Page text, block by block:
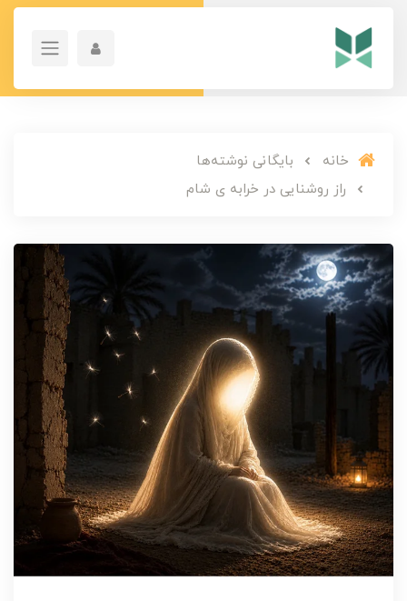
خانه
بایگانی نوشته‌ها
راز روشنایی در خرابه ی شام